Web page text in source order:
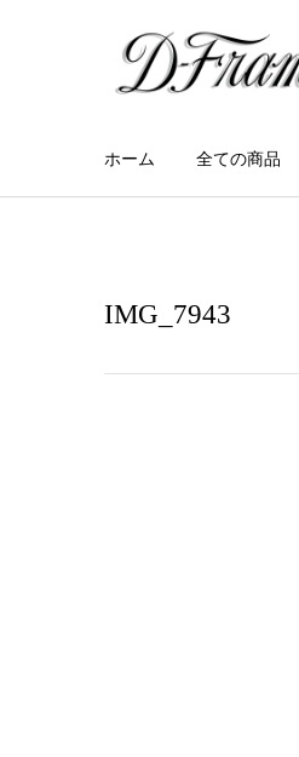
ホーム 全ての商品
IMG_7943